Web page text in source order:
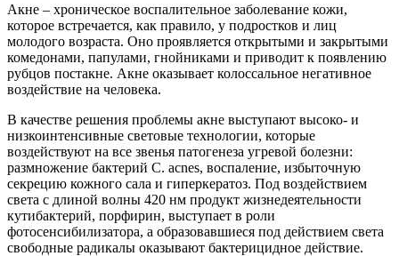
Акне – хроническое воспалительное заболевание кожи,
которое встречается, как правило, у подростков и лиц
молодого возраста. Оно проявляется открытыми и закрытыми
комедонами, папулами, гнойниками и приводит к появлению
рубцов постакне. Акне оказывает колоссальное негативное
воздействие на человека.
В качестве решения проблемы акне выступают высоко- и
низкоинтенсивные световые технологии, которые
воздействуют на все звенья патогенеза угревой болезни:
размножение бактерий C. acnes, воспаление, избыточную
секрецию кожного сала и гиперкератоз. Под воздействием
света с длиной волны 420 нм продукт жизнедеятельности
кутибактерий, порфирин, выступает в роли
фотосенсибилизатора, а образовавшиеся под действием света
свободные радикалы оказывают бактерицидное действие.